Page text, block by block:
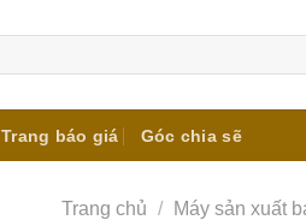
Trang báo giá Góc chia sẽ
Trang chủ / Máy sản xuất